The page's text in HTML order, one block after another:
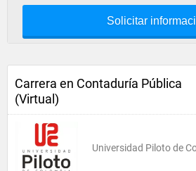
Solicitar
Carrera en Contaduría Pública
(Virtual)
Universidad Piloto de